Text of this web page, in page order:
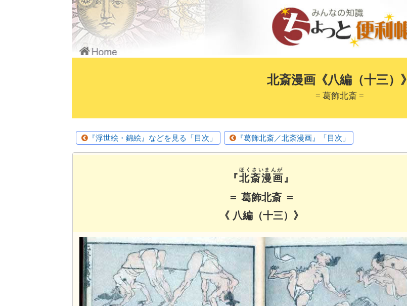
北斎漫画《八編（十三）》
= 葛飾北斎 =
『浮世絵・錦絵』などを見る「目次」 『葛飾北斎／北斎漫画』「目次」
『北斎漫画
ほくさいまんが
』
＝ 葛飾北斎 ＝
《 八編（十三）》